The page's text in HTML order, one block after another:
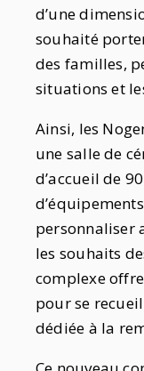
d’une
souhaité
des familles,
situations et
Ainsi, les
une salle de
d’accueil de
personnaliser
les souhaits
complexe
pour se
dédiée à la